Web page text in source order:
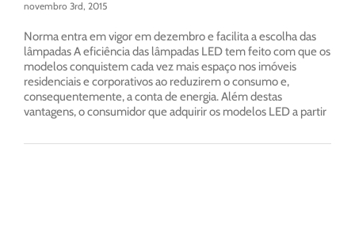
novembro 3rd, 2015
Norma entra em vigor em dezembro e facilita a escolha das
lâmpadas A eficiência das lâmpadas LED tem feito com que os
modelos conquistem cada vez mais espaço nos imóveis
residenciais e corporativos ao reduzirem o consumo e,
consequentemente, a conta de energia. Além destas
vantagens, o consumidor que adquirir os modelos LED a partir